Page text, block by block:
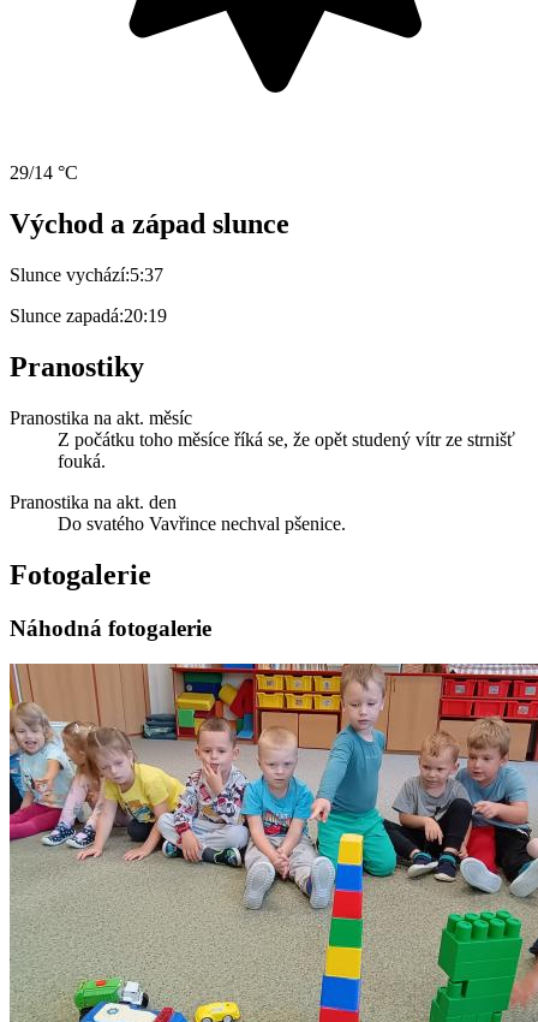
29/14 °C
Východ a západ slunce
Slunce vychází:5:37
Slunce zapadá:20:19
Pranostiky
Pranostika na akt. měsíc
Z počátku toho měsíce říká se, že opět studený vítr ze strnišť
fouká.
Pranostika na akt. den
Do svatého Vavřince nechval pšenice.
Fotogalerie
Náhodná fotogalerie